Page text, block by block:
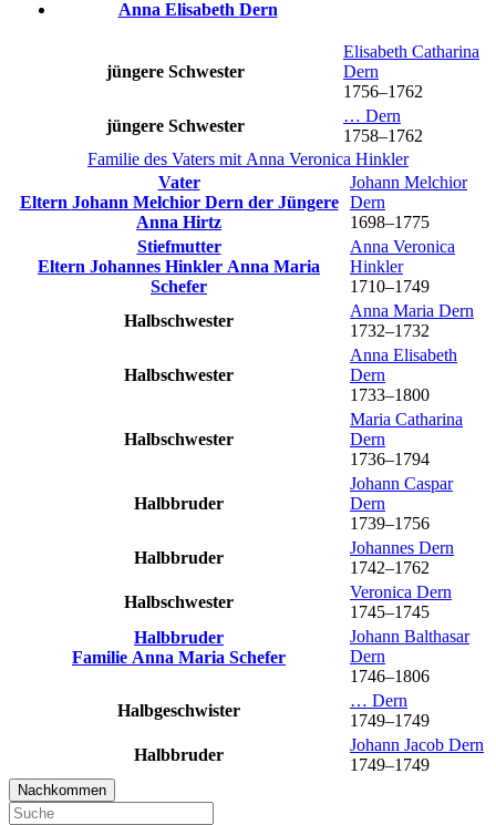
Anna Elisabeth Dern
jüngere Schwester
Elisabeth Catharina
Dern
1756–1762
jüngere Schwester
… Dern
1758–1762
Familie des Vaters mit Anna Veronica Hinkler
Vater
Eltern Johann Melchior Dern der Jüngere
Anna Hirtz
Johann Melchior
Dern
1698–1775
Stiefmutter
Eltern Johannes Hinkler Anna Maria
Schefer
Anna Veronica
Hinkler
1710–1749
Halbschwester
Anna Maria Dern
1732–1732
Halbschwester
Anna Elisabeth
Dern
1733–1800
Halbschwester
Maria Catharina
Dern
1736–1794
Halbbruder
Johann Caspar
Dern
1739–1756
Halbbruder
Johannes Dern
1742–1762
Halbschwester
Veronica Dern
1745–1745
Halbbruder
Familie Anna Maria Schefer
Johann Balthasar
Dern
1746–1806
Halbgeschwister
… Dern
1749–1749
Halbbruder
Johann Jacob Dern
1749–1749
Nachkommen